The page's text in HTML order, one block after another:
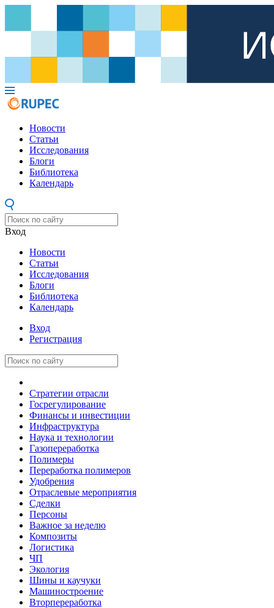
Новости
Статьи
Исследования
Блоги
Библиотека
Календарь
Вход
Новости
Статьи
Исследования
Блоги
Библиотека
Календарь
Вход
Регистрация
Стратегии отрасли
Госрегулирование
Финансы и инвестиции
Инфраструктура
Наука и технологии
Газопереработка
Полимеры
Переработка полимеров
Удобрения
Отраслевые мероприятия
Сделки
Персоны
Важное за неделю
Композиты
Логистика
ЧП
Экология
Шины и каучуки
Машиностроение
Вторпереработка